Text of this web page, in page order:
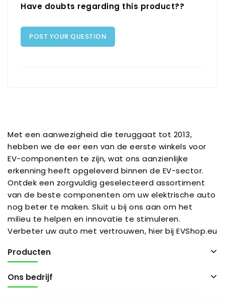
Have doubts regarding this product??
POST YOUR QUESTION
Met een aanwezigheid die teruggaat tot 2013,
hebben we de eer een van de eerste winkels voor
EV-componenten te zijn, wat ons aanzienlijke
erkenning heeft opgeleverd binnen de EV-sector.
Ontdek een zorgvuldig geselecteerd assortiment
van de beste componenten om uw elektrische auto
nog beter te maken. Sluit u bij ons aan om het
milieu te helpen en innovatie te stimuleren.
Verbeter uw auto met vertrouwen, hier bij EVShop.eu
Producten
Ons bedrijf